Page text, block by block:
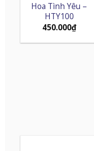
Hoa Tình Yêu –
HTY100
450.000₫